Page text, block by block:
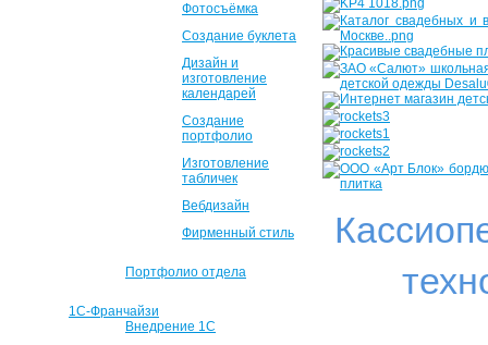
Фотосъёмка
Создание буклета
Дизайн и
изготовление
календарей
Создание
портфолио
Изготовление
табличек
Вебдизайн
Фирменный стиль
Портфолио отдела
1С-Франчайзи
Внедрение 1С